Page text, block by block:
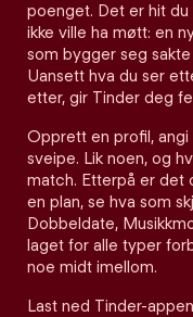
poenget. Det er hit
ikke ville ha møtt: en
som bygger seg
Uansett hva du ser
etter, gir Tinder deg
Opprett en profil,
sveipe. Lik noen, og
match. Etterpå er det
en plan, se hva som
Dobbeldate,
laget for alle typer
noe midt imellom.
Last ned Tinder-